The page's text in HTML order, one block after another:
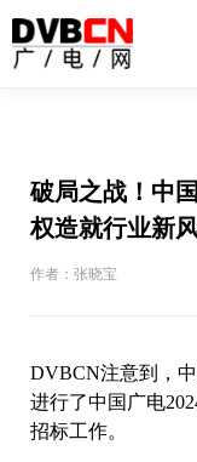
破局之战！中
权造就行业新
作者：张晓宝
DVBCN注意到，
进行了中国广电
招标工作。